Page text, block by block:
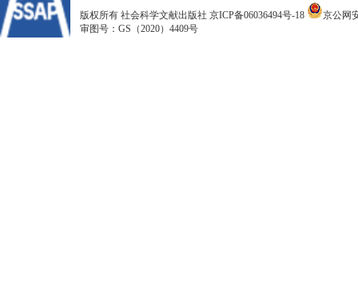
版权所有 社会科学文献出版社 京ICP备06036494号-18
京公网
审图号：GS（2020）4409号